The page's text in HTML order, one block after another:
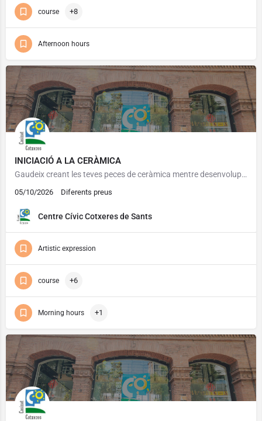
course +8
Afternoon hours
INICIACIÓ A LA CERÀMICA
Gaudeix creant les teves peces de ceràmica mentre desenvolupes la teva creativitat i habilitat manual.…
05/10/2026 Diferents preus
Centre Cívic Cotxeres de Sants
Artistic expression
course +6
Morning hours +1